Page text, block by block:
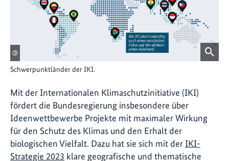
©
Schwerpunktländer der IKI.
Mit der Internationalen Klimaschutzinitiative (IKI)
fördert die Bundesregierung insbesondere über
Ideenwettbewerbe Projekte mit maximaler Wirkung
für den Schutz des Klimas und den Erhalt der
biologischen Vielfalt. Dazu hat sie sich mit der IKI-
Strategie 2023 klare geografische und thematische